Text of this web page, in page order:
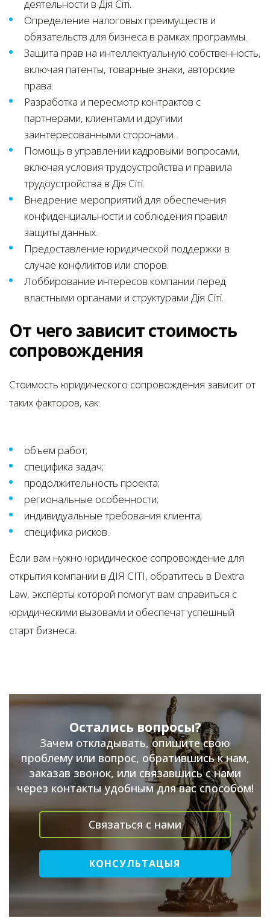
деятельности в Дія Сіті.
Определение налоговых преимуществ и
обязательств для бизнеса в рамках программы.
Защита прав на интеллектуальную собственность,
включая патенты, товарные знаки, авторские
права.
Разработка и пересмотр контрактов с
партнерами, клиентами и другими
заинтересованными сторонами.
Помощь в управлении кадровыми вопросами,
включая условия трудоустройства и правила
трудоустройства в Дія Сіті.
Внедрение мероприятий для обеспечения
конфиденциальности и соблюдения правил
защиты данных.
Предоставление юридической поддержки в
случае конфликтов или споров.
Лоббирование интересов компании перед
властными органами и структурами Дія Сіті.
От чего зависит стоимость
сопровождения
Стоимость юридического сопровождения зависит от
таких факторов, как:
объем работ;
специфика задач;
продолжительность проекта;
региональные особенности;
индивидуальные требования клиента;
специфика рисков.
Если вам нужно юридическое сопровождение для
открытия компании в ДІЯ СІТІ, обратитесь в Dextra
Law, эксперты которой помогут вам справиться с
юридическими вызовами и обеспечат успешный
старт бизнеса.
Остались вопросы?
Зачем откладывать, опишите свою
проблему или вопрос, обратившись к нам,
заказав звонок, или связавшись с нами
через контакты удобным для вас способом!
Связаться с нами
КОНСУЛЬТАЦЫЯ